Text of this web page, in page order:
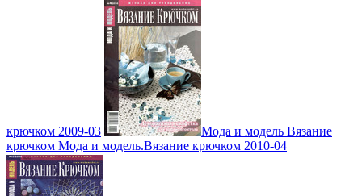
крючком 2009-03
Мода и модель Вязание
крючком Мода и модель.Вязание крючком 2010-04